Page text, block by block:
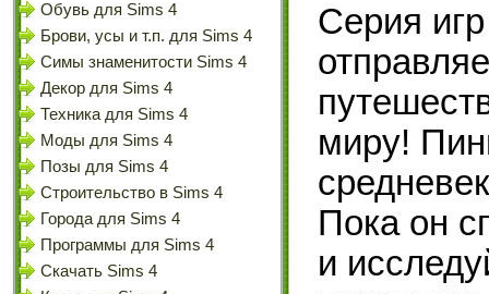
Обувь для Sims 4
Брови, усы и т.п. для Sims 4
Симы знаменитости Sims 4
Декор для Sims 4
Техника для Sims 4
Моды для Sims 4
Позы для Sims 4
Строительство в Sims 4
Города для Sims 4
Программы для Sims 4
Скачать Sims 4
Серия
миру!
Пока он
и